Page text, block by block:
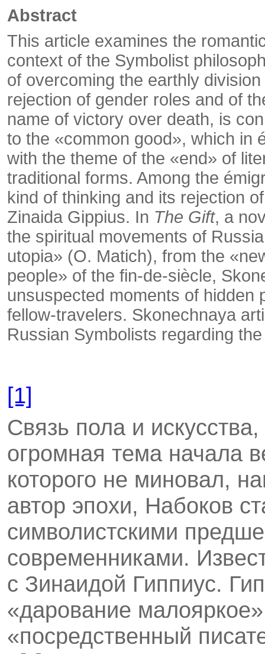
Abstract
This article examines the
context of the Symbolist
of overcoming the earthly
rejection of gender roles and of
name of victory over death, is
to the «common good», which in
with the theme of the «end» of
traditional forms. Among the
kind of thinking and its rejection
Zinaida Gippius. In The Gift, a
the spiritual movements of
utopia» (O. Ma­tich), from the
people» of the fin-de-siècle,
unsuspected moments of hidden
fel­low-travelers. Skonechnaya
Russian Symbolists regarding
[1]
Связь пола и
огромная тема начала
которого не миновал,
автор эпохи, Набоков
символистскими
современниками.
с Зинаидой Гиппиус.
«дарование
«посредственный